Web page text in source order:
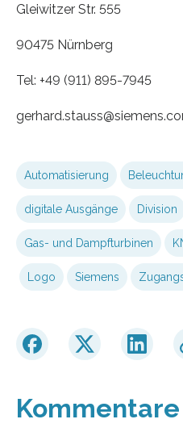
Gleiwitzer Str. 555
90475 Nürnberg
Tel: +49 (911) 895-7945
Automatisierung
digitale Ausgänge Division
Gas- und Dampfturbinen
Logo Siemens